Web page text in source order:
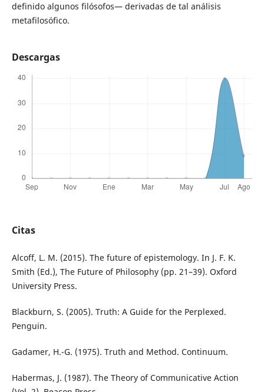
definido algunos filósofos— derivadas de tal análisis
metafilosófico.
Descargas
Citas
Alcoff, L. M. (2015). The future of epistemology. In J. F. K.
Smith (Ed.), The Future of Philosophy (pp. 21–39). Oxford
University Press.
Blackburn, S. (2005). Truth: A Guide for the Perplexed.
Penguin.
Gadamer, H.-G. (1975). Truth and Method. Continuum.
Habermas, J. (1987). The Theory of Communicative Action